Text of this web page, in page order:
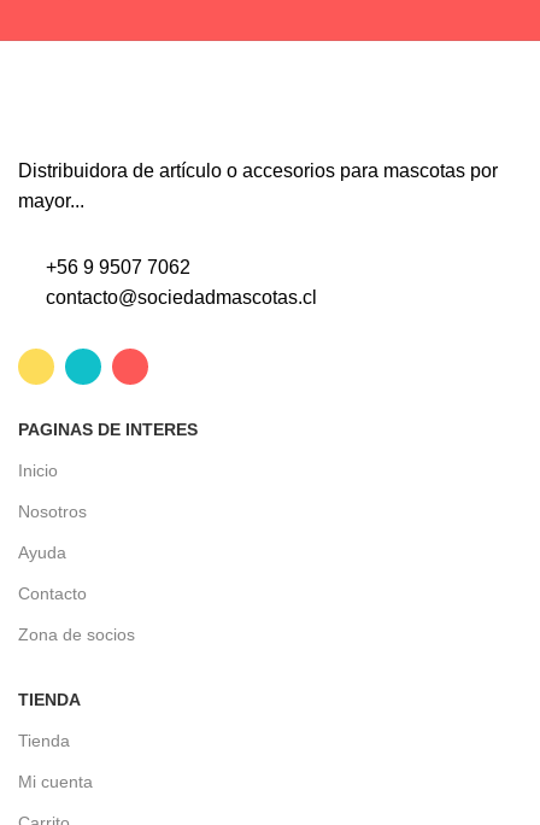
Distribuidora de artículo o accesorios para mascotas por
mayor...
+56 9 9507 7062
contacto@sociedadmascotas.cl
PAGINAS DE INTERES
Inicio
Nosotros
Ayuda
Contacto
Zona de socios
TIENDA
Tienda
Mi cuenta